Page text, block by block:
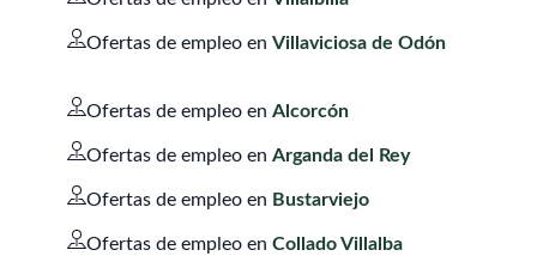
Ofertas de empleo en Villaviciosa de Odón
Ofertas de empleo en Alcorcón
Ofertas de empleo en Arganda del Rey
Ofertas de empleo en Bustarviejo
Ofertas de empleo en Collado Villalba